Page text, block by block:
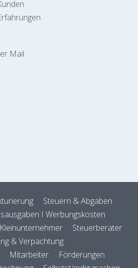
Mail
Steuern & Abgaben
I Werbungskosten
Kleinunternehmer
Steuerberater
& Verpachtung
Mitarbeiter
Förderungen